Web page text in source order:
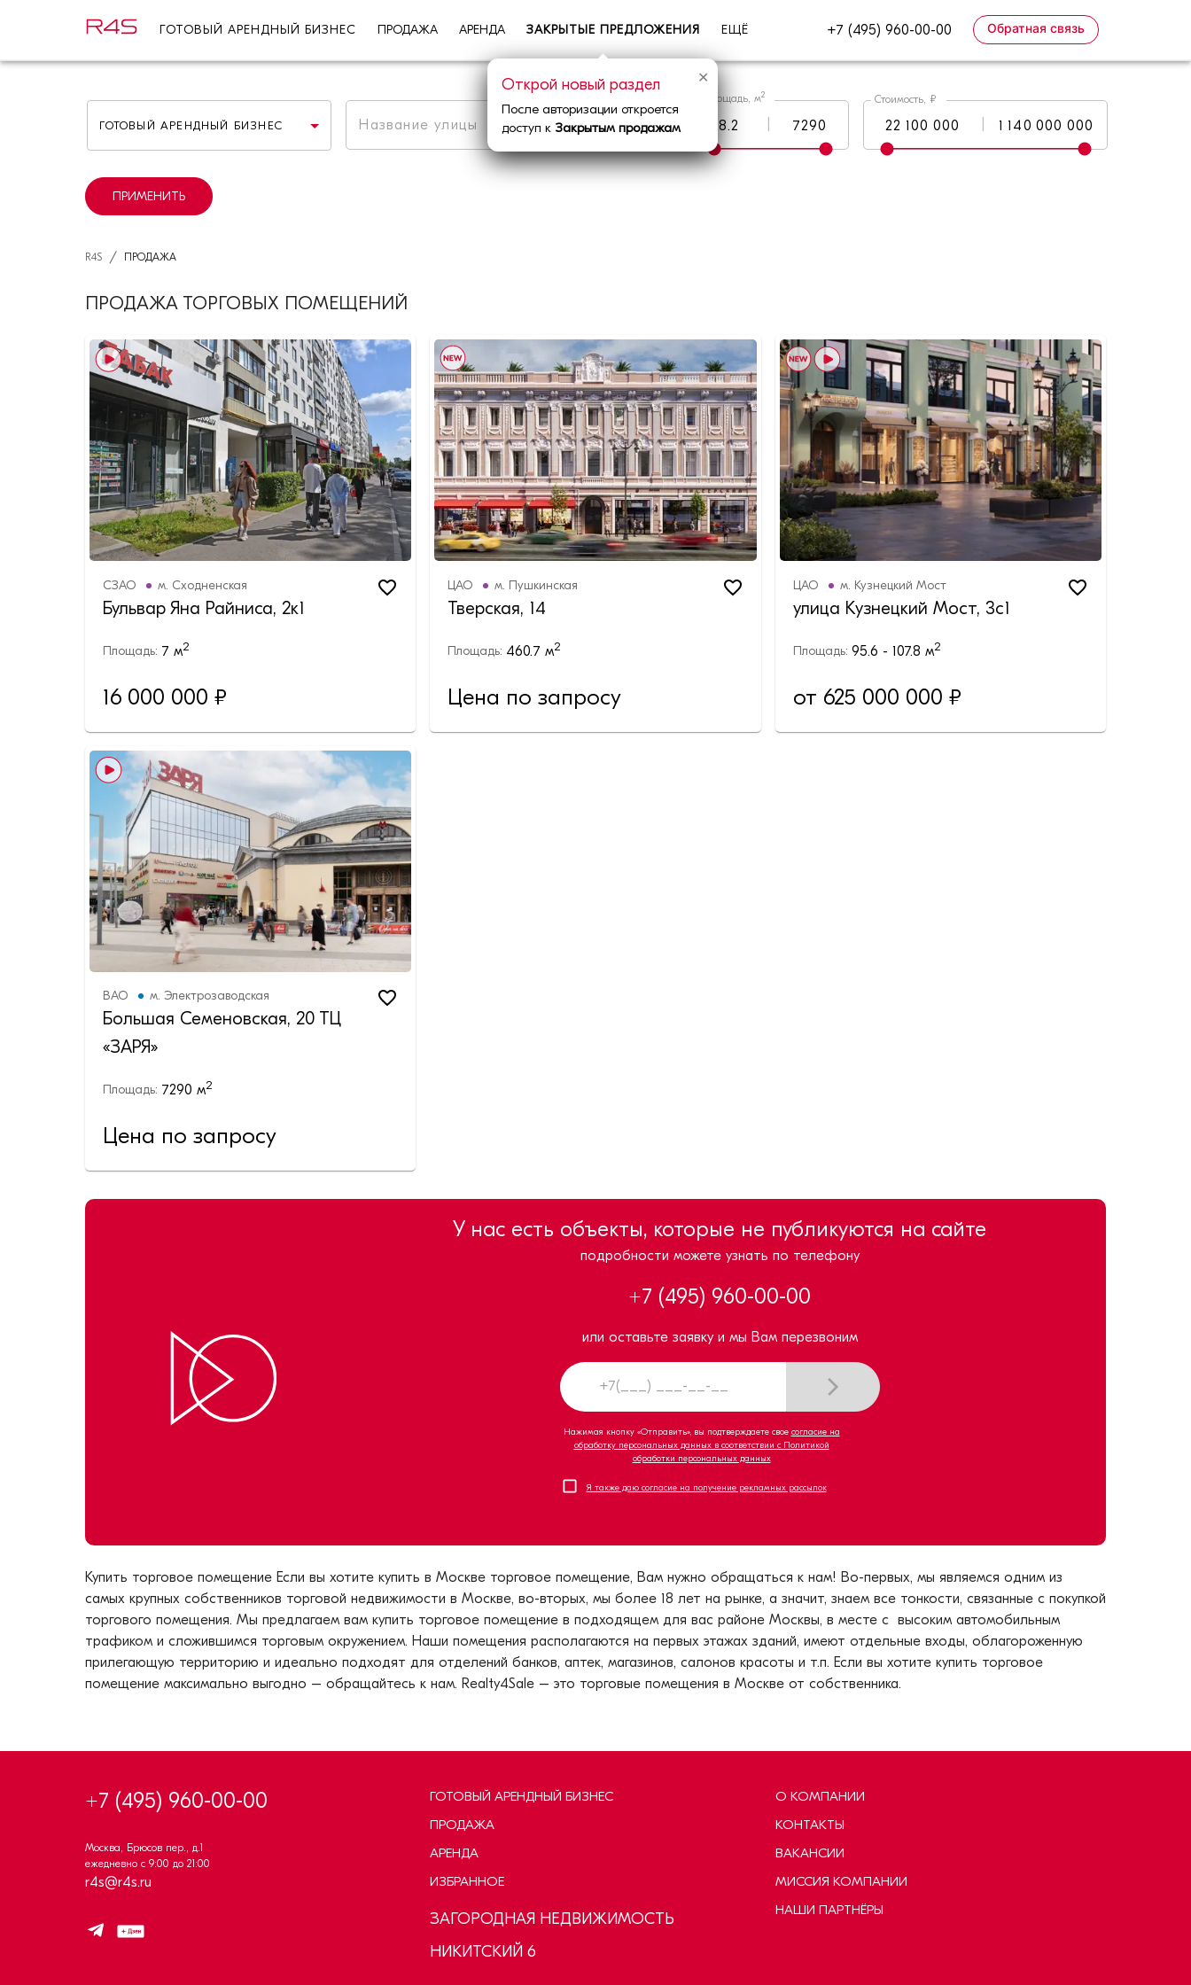
ГОТОВЫЙ АРЕНДНЫЙ БИЗНЕС ПРОДАЖА АРЕНДА ЗАКРЫТЫЕ ПРЕДЛОЖЕНИЯ ЕЩЁ +7 (495) 960-00-00 Обратная связь
ГОТОВЫЙ АРЕНДНЫЙ БИЗНЕС Метро | Округ
Площадь, м2 Стоимость, ₽
ПРИМЕНИТЬ
R4S / ПРОДАЖА
ПРОДАЖА ТОРГОВЫХ ПОМЕЩЕНИЙ
СЗАО м. Сходненская
Бульвар Яна Райниса, 2к1
Площадь: 7 м2
16 000 000 ₽
ЦАО м. Пушкинская
Тверская, 14
Площадь: 460.7 м2
Цена по запросу
ЦАО м. Кузнецкий Мост
улица Кузнецкий Мост, 3с1
Площадь: 95.6 - 107.8 м2
от 625 000 000 ₽
ВАО м. Электрозаводская
Большая Семеновская, 20 ТЦ
«ЗАРЯ»
Площадь: 7290 м2
Цена по запросу
У нас есть объекты, которые не публикуются на сайте
подробности можете узнать по телефону
+7 (495) 960-00-00
или оставьте заявку и мы Вам перезвоним
Нажимая кнопку «Отправить», вы подтверждаете свое согласие на
обработку персональных данных в соответствии с Политикой
обработки персональных данных
Я также даю согласие на получение рекламных рассылок
Купить торговое помещение Если вы хотите купить в Москве торговое помещение, Вам нужно обращаться к нам! Во-первых, мы являемся одним из
самых крупных собственников торговой недвижимости в Москве, во-вторых, мы более 18 лет на рынке, а значит, знаем все тонкости, связанные с покупкой
торгового помещения. Мы предлагаем вам купить торговое помещение в подходящем для вас районе Москвы, в месте с высоким автомобильным
трафиком и сложившимся торговым окружением. Наши помещения располагаются на первых этажах зданий, имеют отдельные входы, облагороженную
прилегающую территорию и идеально подходят для отделений банков, аптек, магазинов, салонов красоты и т.п. Если вы хотите купить торговое
помещение максимально выгодно – обращайтесь к нам. Realty4Sale – это торговые помещения в Москве от собственника.
+7 (495) 960-00-00
Москва, Брюсов пер., д.1
ежедневно с 9:00 до 21:00
r4s@r4s.ru
ГОТОВЫЙ АРЕНДНЫЙ БИЗНЕС
ПРОДАЖА
АРЕНДА
ИЗБРАННОЕ
ЗАГОРОДНАЯ НЕДВИЖИМОСТЬ
НИКИТСКИЙ 6
О КОМПАНИИ
КОНТАКТЫ
ВАКАНСИИ
МИССИЯ КОМПАНИИ
НАШИ ПАРТНЁРЫ
✕
Открой новый раздел
После авторизации откроется
доступ к Закрытым продажам